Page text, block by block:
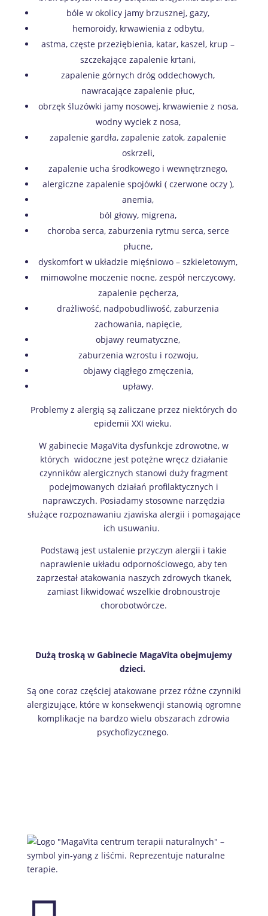
bóle w okolicy jamy brzusznej, gazy,
hemoroidy, krwawienia z odbytu,
astma, częste przeziębienia, katar, kaszel, krup –
szczekające zapalenie krtani,
zapalenie górnych dróg oddechowych,
nawracające zapalenie płuc,
obrzęk śluzówki jamy nosowej, krwawienie z nosa,
wodny wyciek z nosa,
zapalenie gardła, zapalenie zatok, zapalenie
oskrzeli,
zapalenie ucha środkowego i wewnętrznego,
alergiczne zapalenie spojówki ( czerwone oczy ),
anemia,
ból głowy, migrena,
choroba serca, zaburzenia rytmu serca, serce
płucne,
dyskomfort w układzie mięśniowo – szkieletowym,
mimowolne moczenie nocne, zespół nerczycowy,
zapalenie pęcherza,
drażliwość, nadpobudliwość, zaburzenia
zachowania, napięcie,
objawy reumatyczne,
zaburzenia wzrostu i rozwoju,
objawy ciągłego zmęczenia,
upławy.
Problemy z alergią są zaliczane przez niektórych do
epidemii XXI wieku.
W gabinecie MagaVita dysfunkcje zdrowotne, w
których widoczne jest potężne wręcz działanie
czynników alergicznych stanowi duży fragment
podejmowanych działań profilaktycznych i
naprawczych. Posiadamy stosowne narzędzia
służące rozpoznawaniu zjawiska alergii i pomagające
ich usuwaniu.
Podstawą jest ustalenie przyczyn alergii i takie
naprawienie układu odpornościowego, aby ten
zaprzestał atakowania naszych zdrowych tkanek,
zamiast likwidować wszelkie drobnoustroje
chorobotwórcze.
Dużą troską w Gabinecie MagaVita obejmujemy
dzieci.
Są one coraz częściej atakowane przez różne czynniki
alergizujące, które w konsekwencji stanowią ogromne
komplikacje na bardzo wielu obszarach zdrowia
psychofizycznego.